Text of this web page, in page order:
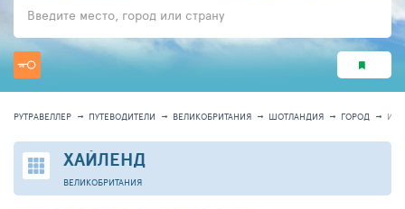
Введите место, город или страну
РУТРАВЕЛЛЕР ПУТЕВОДИТЕЛИ ВЕЛИКОБРИТАНИЯ ШОТЛАНДИЯ ГОРОД
ХАЙЛЕНД
ВЕЛИКОБРИТАНИЯ